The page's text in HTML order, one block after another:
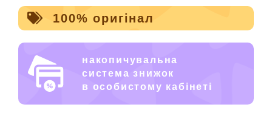
100% оригінал
накопичувальна
система знижок
в особистому кабінеті